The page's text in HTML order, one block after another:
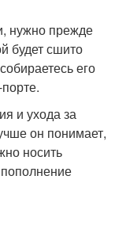
нужно прежде
будет сшито
его
и ухода за
он понимает,
носить